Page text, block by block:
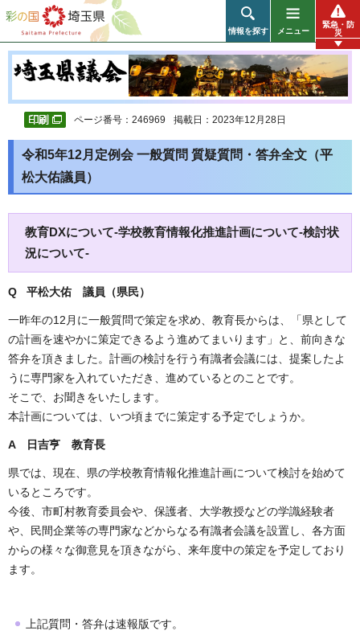
彩の国 埼玉県
情報を探す メニュー
緊急・防
災
ページ番号：246969 掲載日：2023年12月28日
令和5年12月定例会 一般質問 質疑質問・答弁全文（平
松大佑議員）
教育DXについて-学校教育情報化推進計画について-検討状
況について-
Q 平松大佑 議員（県民）
一昨年の12月に一般質問で策定を求め、教育長からは、「県として
の計画を速やかに策定できるよう進めてまいります」と、前向きな
答弁を頂きました。計画の検討を行う有識者会議には、提案したよ
うに専門家を入れていただき、進めているとのことです。
そこで、お聞きをいたします。
本計画については、いつ頃までに策定する予定でしょうか。
A 日吉亨 教育長
県では、現在、県の学校教育情報化推進計画について検討を始めて
いるところです。
今後、市町村教育委員会や、保護者、大学教授などの学識経験者
や、民間企業等の専門家などからなる有識者会議を設置し、各方面
からの様々な御意見を頂きながら、来年度中の策定を予定しており
ます。
上記質問・答弁は速報版です。